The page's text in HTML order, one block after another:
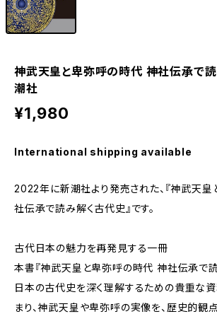
神武天皇と卑弥呼の時代 神社伝承で
潮社
¥1,980
International shipping available
2022年に新潮社より発売された、『神武天
社伝承で読み解く古代史』です。
古代日本の魅力を再発見する一冊
本書『神武天皇と卑弥呼の時代 神社伝承で読
日本の古代史を深く理解するための貴重な資
まり、神武天皇や卑弥呼の実像を、歴史的観